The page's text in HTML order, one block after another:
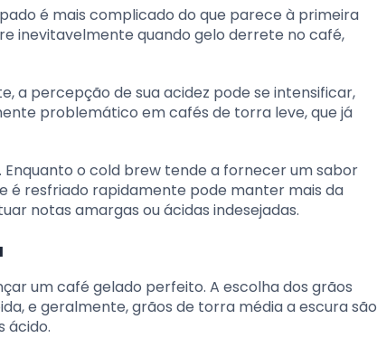
é mais complicado do que parece à primeira
inevitavelmente quando gelo derrete no café,
a percepção de sua acidez pode se intensificar,
problemático em cafés de torra leve, que já
o cold brew tende a fornecer um sabor
é resfriado rapidamente pode manter mais da
notas amargas ou ácidas indesejadas.
um café gelado perfeito. A escolha dos grãos
e geralmente, grãos de torra média a escura são
ácido.